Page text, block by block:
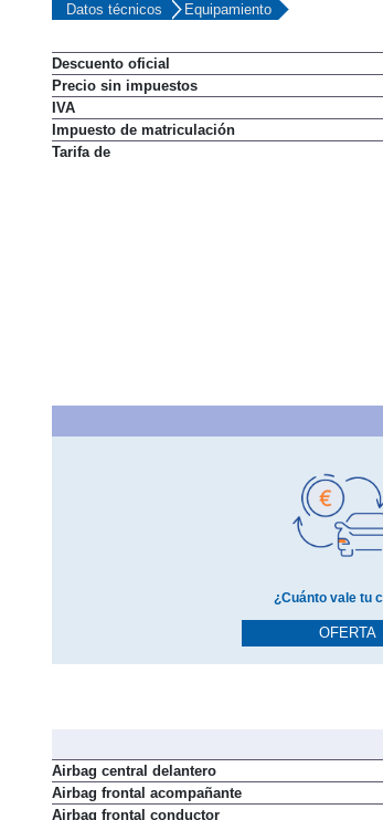
Datos técnicos Equipamiento
Descuento oficial
Precio sin impuestos
IVA
Impuesto de matriculación
Tarifa de
¿Cuánto vale tu
OFERTA
Airbag central delantero
Airbag frontal acompañante
Airbag frontal conductor